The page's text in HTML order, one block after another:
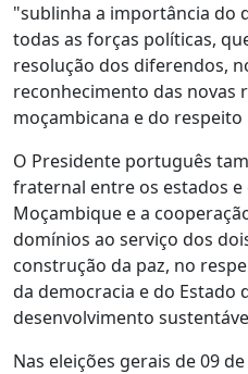
"sublinha a importância do
todas as forças políticas,
resolução dos diferendos,
reconhecimento das novas
moçambicana e do
O Presidente português
fraternal entre os estados
Moçambique e a
domínios ao serviço dos
construção da paz, no
da democracia e do Estado
desenvolvimento
Nas eleições gerais de 09